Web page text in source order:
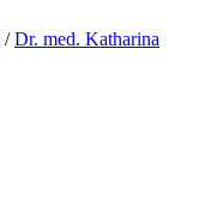
/Dr. med. Katharina